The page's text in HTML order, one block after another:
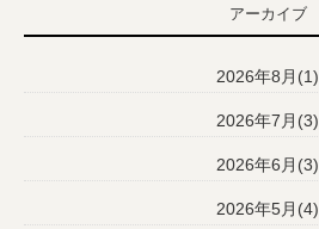
アーカイブ
2026年8月(1)
2026年7月(3)
2026年6月(3)
2026年5月(4)